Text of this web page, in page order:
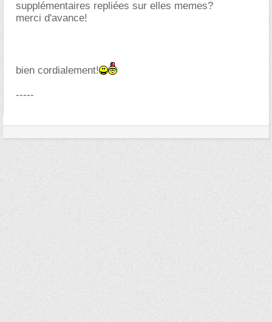
supplémentaires repliées sur elles memes?
merci d'avance!
bien cordialement!
-----